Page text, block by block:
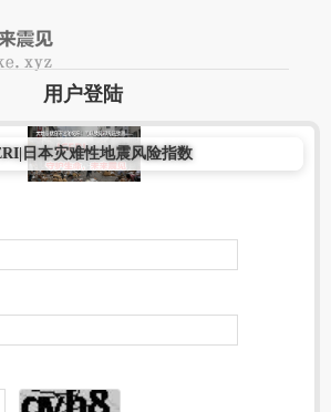
用户登陆
日本灾难性地震风险指数